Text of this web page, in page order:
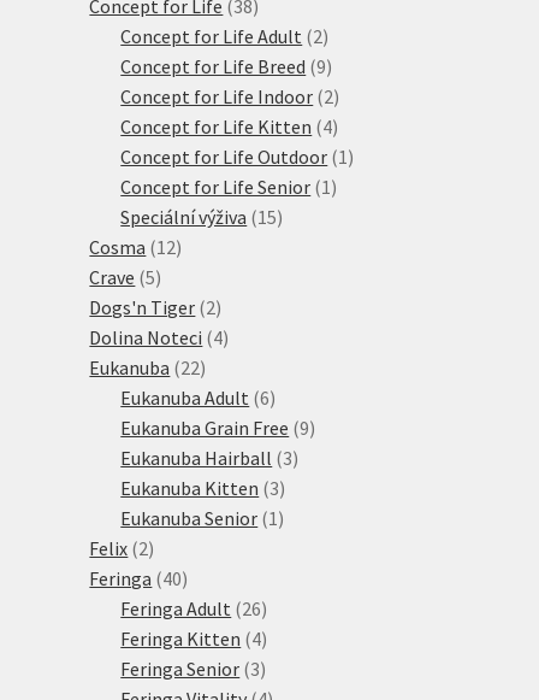
Concept for Life 38
produktů
Concept for Life Adult 22
produkty
Concept for Life Breed 99
produktů
Concept for Life Indoor 22
produkty
Concept for Life Kitten 44
produkty
Concept for Life Outdoor 1 1
Concept for Life Senior 1 1
Speciální výživa 1515
Cosma 1212
Crave 55
produktů
Dogs'n Tiger 22
produkty
Dolina Noteci 44
Eukanuba 2222
produktů
Eukanuba Adult 66
produktů
Eukanuba Grain Free 99
Eukanuba Hairball 33
Eukanuba Kitten 33
produkty
Eukanuba Senior 1 1
Felix 22
produkty
Feringa 4040
produktů
Feringa Adult 2626
produktů
Feringa Kitten 44
produkty
Feringa Senior 33